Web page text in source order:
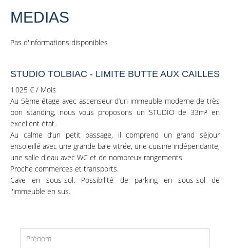
MEDIAS
Pas d'informations disponibles
STUDIO TOLBIAC - LIMITE BUTTE AUX CAILLES
1 025 € / Mois
Au 5ème étage avec ascenseur d’un immeuble moderne de très
bon standing, nous vous proposons un STUDIO de 33m² en
excellent état.
Au calme d’un petit passage, il comprend un grand séjour
ensoleillé avec une grande baie vitrée, une cuisine indépendante,
une salle d'eau avec WC et de nombreux rangements.
Proche commerces et transports.
Cave en sous-sol. Possibilité de parking en sous-sol de
l'immeuble en sus.